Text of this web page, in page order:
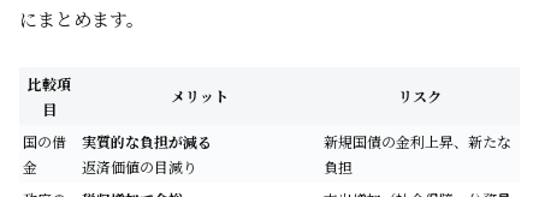
にまとめます。
比較項
目
メリット リスク
国の借
金
実質的な負担が減る
返済価値の目減り
新規国債の金利上昇、新たな
負担